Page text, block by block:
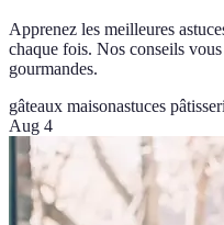
Apprenez les meilleures
chaque fois. Nos conseils
gourmandes.
gâteaux maisonastuces
Aug 4